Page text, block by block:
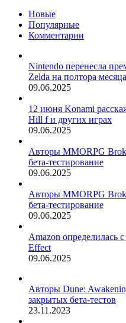
Новые
Популярные
Комментарии
Nintendo перенесла
Zelda на полтора месяца
09.06.2025
12 июня Konami
Hill f и других играх
09.06.2025
Авторы MMORPG
бета-тестирование
09.06.2025
Авторы MMORPG
бета-тестирование
09.06.2025
Amazon определилась
Effect
09.06.2025
Авторы Dune:
закрытых бета-тестов
23.11.2023